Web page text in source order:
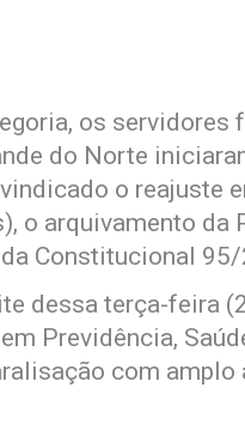
os servidores
do Norte
o reajuste
o arquivamento da
Constitucional
dessa terça-feira
Previdência,
com amplo